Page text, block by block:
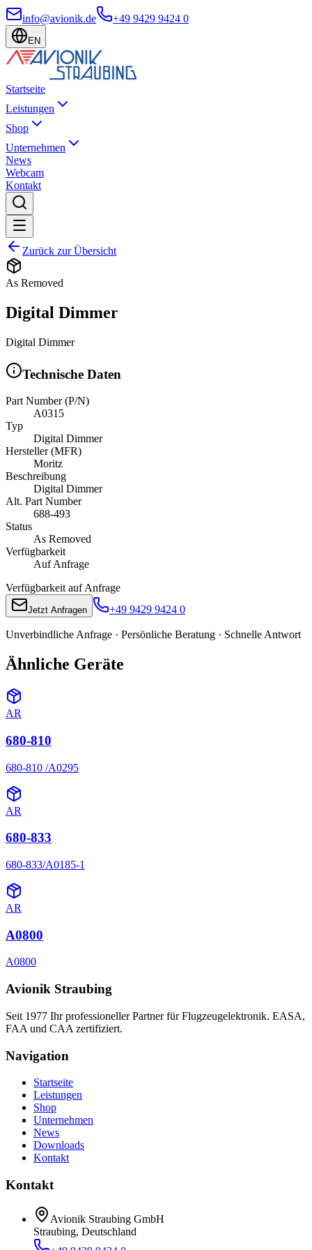
info@avionik.de +49 9429 9424 0
EN
Startseite
Leistungen
Shop
Unternehmen
News
Webcam
Kontakt
Zurück zur Übersicht
As Removed
Digital Dimmer
Digital Dimmer
Technische Daten
Part Number (P/N)
A0315
Typ
Digital Dimmer
Hersteller (MFR)
Moritz
Beschreibung
Digital Dimmer
Alt. Part Number
688-493
Status
As Removed
Verfügbarkeit
Auf Anfrage
Verfügbarkeit auf Anfrage
Jetzt Anfragen +49 9429 9424 0
Unverbindliche Anfrage · Persönliche Beratung · Schnelle Antwort
Ähnliche Geräte
AR
680-810
680-810 /A0295
AR
680-833
680-833/A0185-1
AR
A0800
A0800
Avionik Straubing
Seit 1977 Ihr professioneller Partner für Flugzeugelektronik. EASA,
FAA und CAA zertifiziert.
Navigation
Startseite
Leistungen
Shop
Unternehmen
News
Downloads
Kontakt
Kontakt
Avionik Straubing GmbH
Straubing, Deutschland